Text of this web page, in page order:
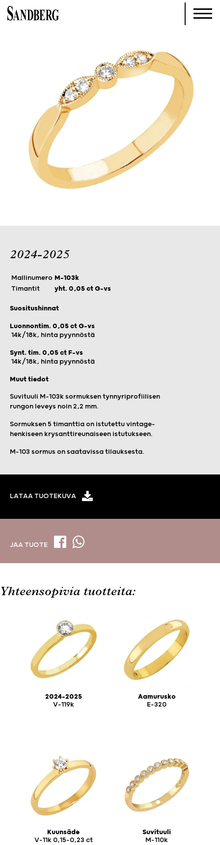
2024-2025
Mallinumero M-103k
Timantit
yht. 0,05 ct G-vs
Suositushinnat
Luonnontim. 0,05 ct G-vs
14k/18k, hinta pyynnöstä
Synt. tim. 0,05 ct F-vs
14k/18k, hinta pyynnöstä
Muut tiedot
Suvituuli M-103k sormuksen tynnyriprofiilisen
rungon leveys noin 2,2 mm.
Sormuksen 5 timanttia on istutettu vintage-
henkiseen krysanttireunaiseen istutukseen.
M-103 sormus on saatavissa tilauksesta.
LATAA TUOTEKUVA
JAA TUOTE
Yhteensopivia tuotteita:
2024-2025
V-119k
Aamurusko
E-320
Kuunsäde
V-11k 0,15-0,23 ct
Suvituuli
M-110k